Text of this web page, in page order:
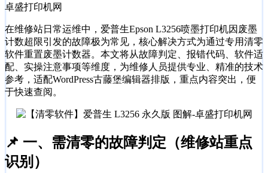
卓盛打印机网
在维修站日常运维中，爱普生Epson L3256喷墨打印机因废墨
计数超限引发的故障极为常见，核心解决方式为通过专用清零
软件重置废墨计数器。本文将从故障判定、报错代码、软件适
配、实操注意事项等维度，为维修人员提供专业、精准的技术
参考，适配WordPress古藤堡编辑器排版，重点内容突出，便
于快速查阅。
📌 一、需清零的故障判定（维修站重点
识别）